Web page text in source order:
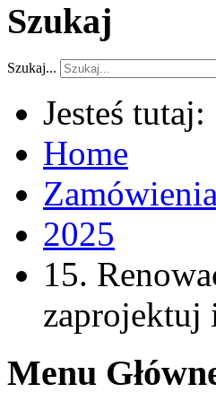
Szukaj
Szukaj...
Jesteś tutaj:
Home
2025
15.
zaprojektuj
Menu